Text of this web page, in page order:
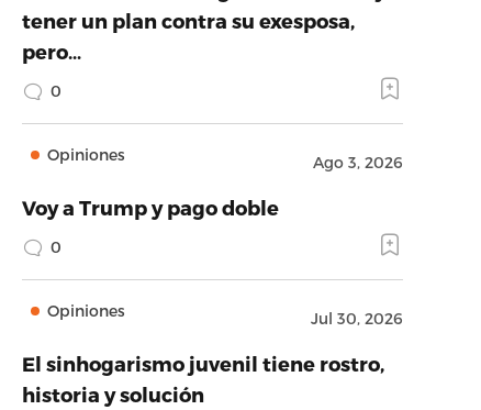
tener un plan contra su exesposa,
pero…
0
Opiniones Ago 3, 2026
Voy a Trump y pago doble
0
Opiniones Jul 30, 2026
El sinhogarismo juvenil tiene rostro,
historia y solución